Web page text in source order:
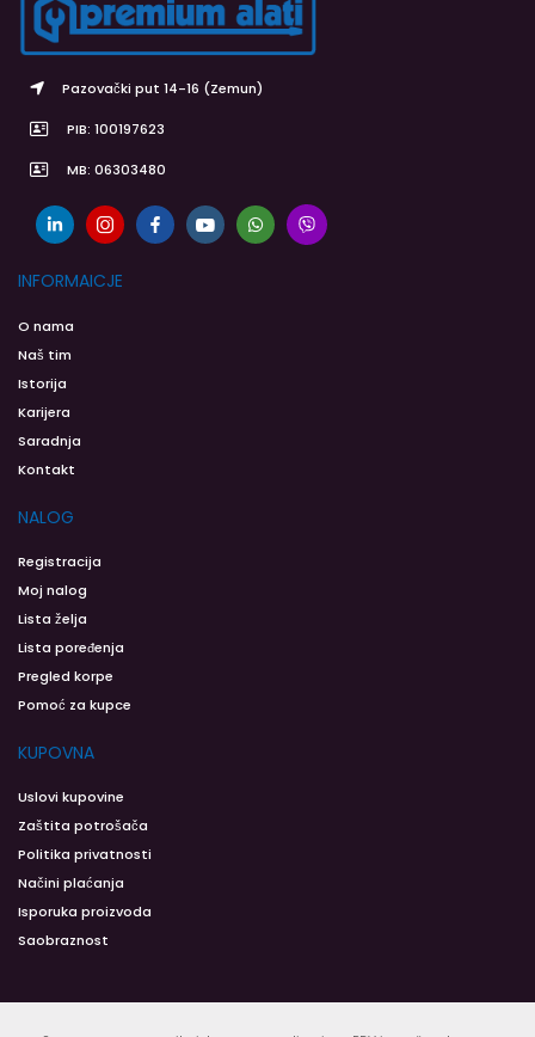
Pazovački put 14-16 (Zemun)
PIB: 100197623
MB: 06303480
INFORMAICJE
O nama
Naš tim
Istorija
Karijera
Saradnja
Kontakt
NALOG
Registracija
Moj nalog
Lista želja
Lista poređenja
Pregled korpe
Pomoć za kupce
KUPOVNA
Uslovi kupovine
Zaštita potrošača
Politika privatnosti
Načini plaćanja
Isporuka proizvoda
Saobraznost